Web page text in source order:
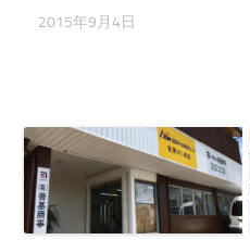
2015年9月4日